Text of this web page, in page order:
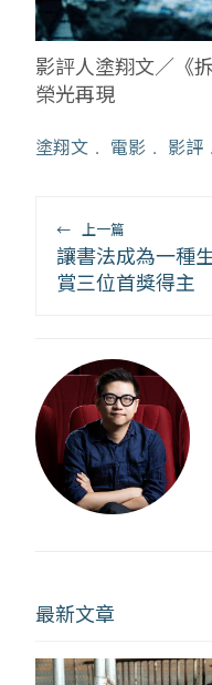
影評人塗翔文／《
榮光再現
塗翔文 ﹒ 電影 ﹒ 影評 ﹒
← 上一篇
讓書法成為一種
賞三位首獎得主
最新文章